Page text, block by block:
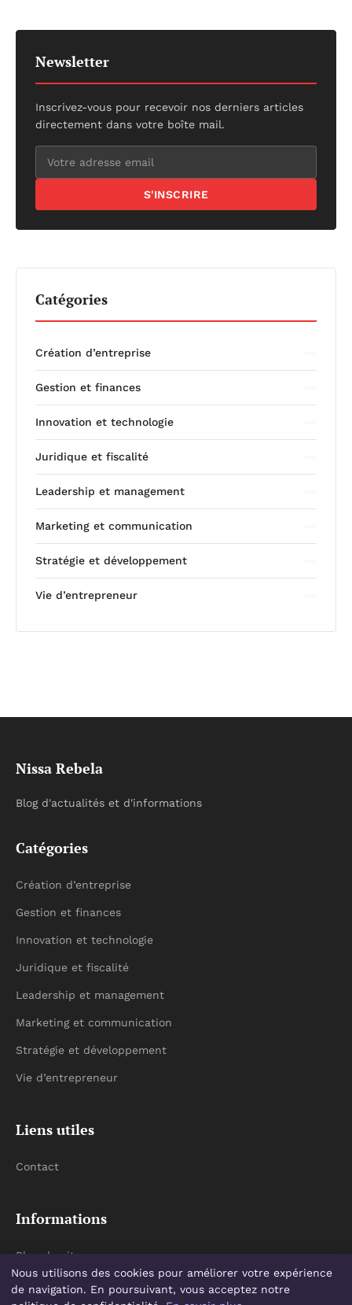
Newsletter
Inscrivez-vous pour recevoir nos derniers articles
directement dans votre boîte mail.
S'INSCRIRE
Catégories
Création d’entreprise
Gestion et finances
Innovation et technologie
Juridique et fiscalité
Leadership et management
Marketing et communication
Stratégie et développement
Vie d’entrepreneur
Nissa Rebela
Blog d'actualités et d'informations
Catégories
Création d’entreprise
Gestion et finances
Innovation et technologie
Juridique et fiscalité
Leadership et management
Marketing et communication
Stratégie et développement
Vie d’entrepreneur
Liens utiles
Contact
Informations
Plan du site
Nous utilisons des cookies pour améliorer votre expérience
de navigation. En poursuivant, vous acceptez notre